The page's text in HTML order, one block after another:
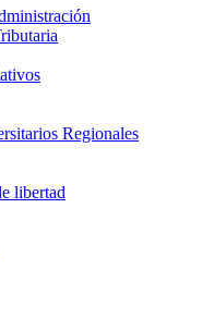
Regionales
libertad